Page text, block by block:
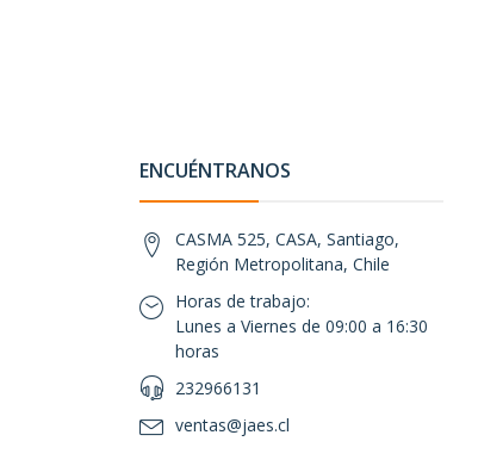
ENCUÉNTRANOS
CASMA 525, CASA, Santiago,
Región Metropolitana, Chile
Horas de trabajo:
Lunes a Viernes de 09:00 a 16:30
horas
232966131
ventas@jaes.cl